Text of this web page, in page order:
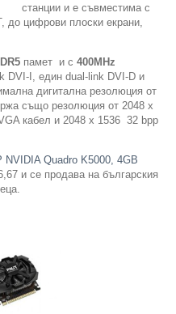
станции и е съвместима с
до цифрови плоски екрани,
памет и с400MHz
DVI-I, един dual-link DVI-D и
дигитална резолюция от
също резолюция от 2048 x
кабел и 2048 х 1536 32 bpp
NVIDIA Quadro K5000, 4GB
и се продава на българския